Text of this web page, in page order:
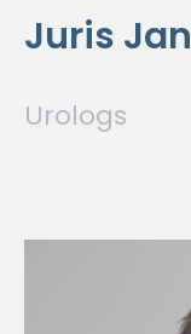
Juris
Urologs